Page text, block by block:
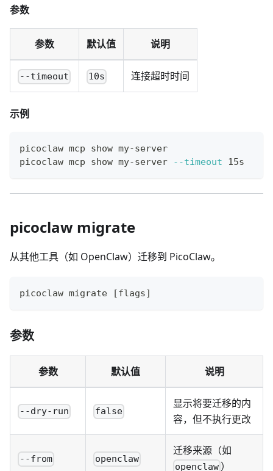
参数
参数 默认值 说明
--timeout 10s 连接超时时间
示例
picoclaw mcp show my-server
picoclaw mcp show my-server
--timeout 15s
picoclaw migrate
从其他工具（如 OpenClaw）迁移到 PicoClaw。
picoclaw migrate [flags]
参数
参数 默认值 说明
--dry-run false
显示将要迁移的内
容，但不执行更改
--from openclaw
迁移来源（如
openclaw ）